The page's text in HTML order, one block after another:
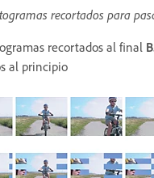
recortados para
recortados al final
al principio